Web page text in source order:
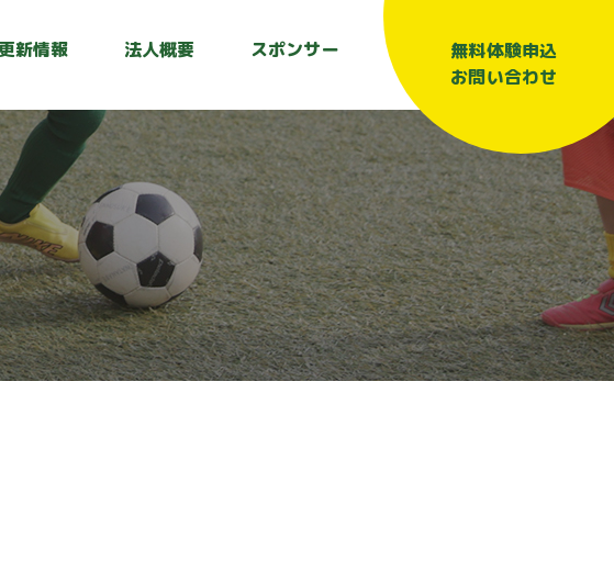
更新情報 法人概要 スポンサー
無料体験申込
お問い合わせ